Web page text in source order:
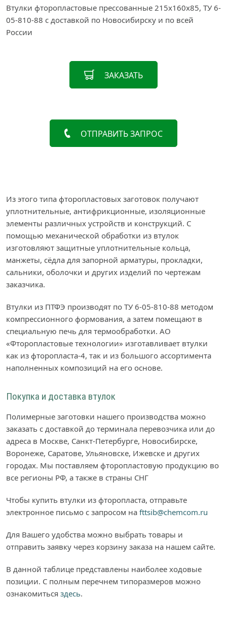
Втулки фторопластовые прессованные 215х160х85, ТУ 6-
05-810-88 с доставкой по Новосибирску и по всей
России
ЗАКАЗАТЬ
ОТПРАВИТЬ ЗАПРОС
Из этого типа фторопластовых заготовок получают
уплотнительные, антифрикционные, изоляционные
элементы различных устройств и конструкций. С
помощью механической обработки из втулок
изготовляют защитные уплотнительные кольца,
манжеты, сёдла для запорной арматуры, прокладки,
сальники, оболочки и других изделий по чертежам
заказчика.
Втулки из ПТФЭ производят по ТУ 6-05-810-88 методом
компрессионного формования, а затем помещают в
специальную печь для термообработки. АО
«Фторопластовые технологии» изготавливает втулки
как из фторопласта-4, так и из большого ассортимента
наполненных композиций на его основе.
Покупка и доставка втулок
Полимерные заготовки нашего производства можно
заказать с доставкой до терминала перевозчика или до
адреса в Москве, Санкт-Петербурге, Новосибирске,
Воронеже, Саратове, Ульяновске, Ижевске и других
городах. Мы поставляем фторопластовую продукцию во
все регионы РФ, а также в страны СНГ
Чтобы купить втулки из фторопласта, отправьте
электронное письмо с запросом на fttsib@chemcom.ru
Для Вашего удобства можно выбрать товары и
отправить заявку через корзину заказа на нашем сайте.
В данной таблице представлены наиболее ходовые
позиции. С полным перечнем типоразмеров можно
ознакомиться здесь.